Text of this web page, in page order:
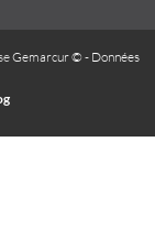
Gemarcur © - Données